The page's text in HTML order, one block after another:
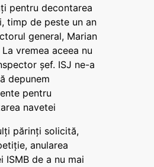
pentru decontarea
timp de peste un an
general, Marian
vremea aceea nu
șef. ISJ ne-a
depunem
pentru
navetei
părinți solicită,
anularea
ISMB de a nu mai